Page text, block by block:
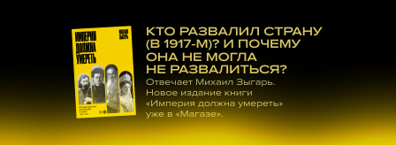
материалам